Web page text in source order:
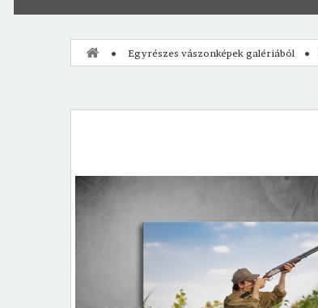
Egyrészes vászonképek galériából